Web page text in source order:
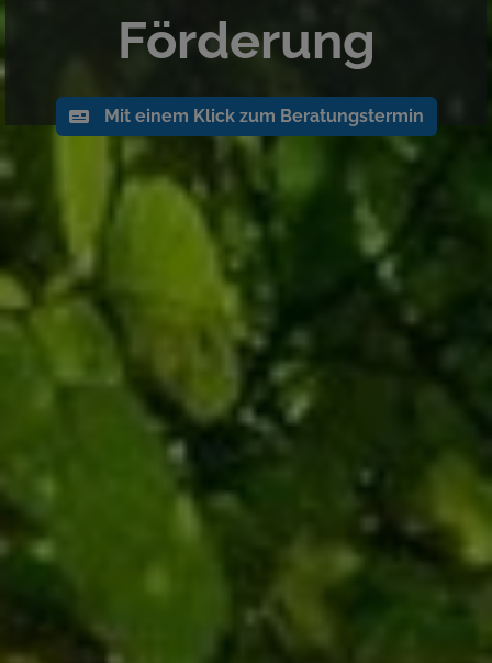
Förderung
Mit einem Klick zum Beratungstermin